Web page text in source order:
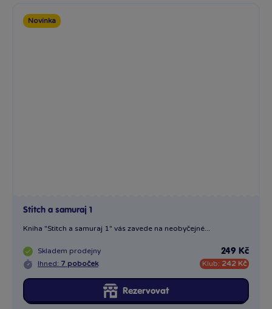
Novinka
Stitch a samuraj 1
Kniha "Stitch a samuraj 1" vás zavede na neobyčejné...
Skladem prodejny
Ihned: 7 poboček
249 Kč
Klub: 242 Kč
Rezervovat